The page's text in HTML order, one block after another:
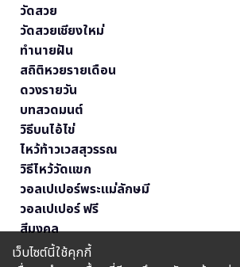
วัดสวย
วัดสวยเชียงใหม่
ทำนายฝัน
สถิติหวยรายเดือน
ดวงรายวัน
บทสวดมนต์
วิธีบนไอ้ไข่
ไหว้ท้าวเวสสุวรรณ
วิธีไหว้วัดแขก
วอลเปเปอร์พระแม่ลักษมี
วอลเปเปอร์ ฟรี
สีมงคล
เว็บไซต์นี้ใช้คุกกี้